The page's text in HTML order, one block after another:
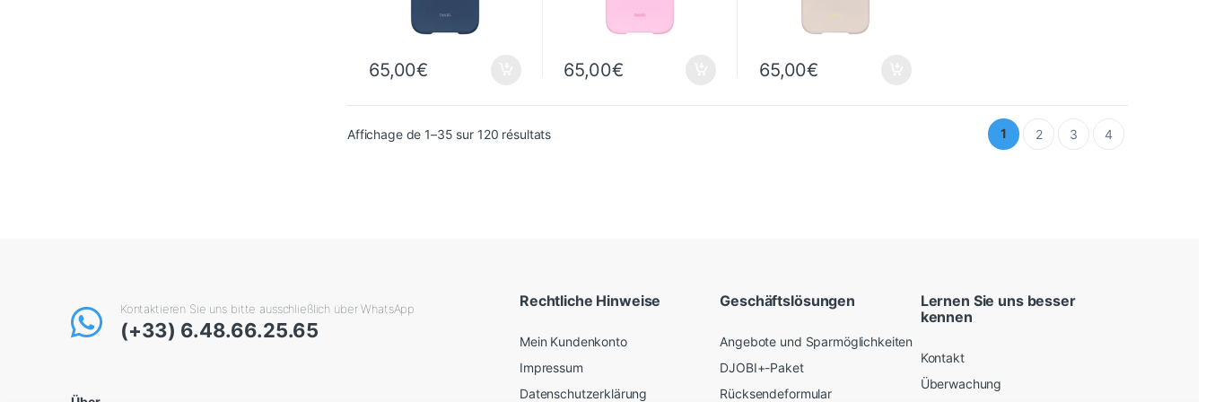
65,00€ 65,00€ 65,00€
Affichage de 1–35 sur 120 résultatsSortiert vom neuesten zum ältesten 1 2 3 4
Kontaktieren Sie uns bitte ausschließlich über WhatsApp
(+33) 6.48.66.25.65
Rechtliche Hinweise
Mein Kundenkonto
Impressum
Datenschutzerklärung
Geschäftslösungen
Angebote und Sparmöglichkeiten
DJOBI+-Paket
Rücksendeformular
Lernen Sie uns besser
kennen
Kontakt
Überwachung